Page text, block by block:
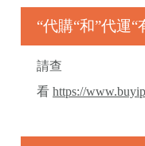
“代購“和”代運“
請查
看 https://